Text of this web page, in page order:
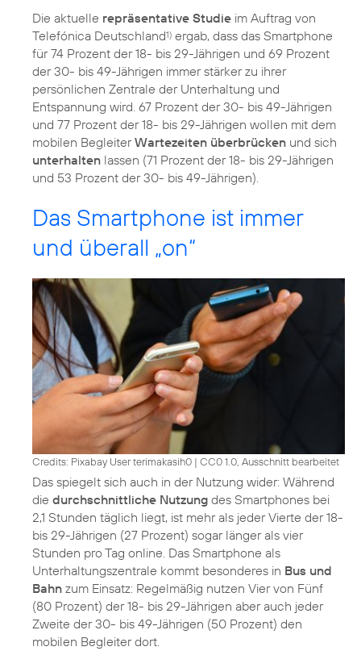
Die aktuelle repräsentative Studie im Auftrag von
Telefónica Deutschland1) ergab, dass das Smartphone
für 74 Prozent der 18- bis 29-Jährigen und 69 Prozent
der 30- bis 49-Jährigen immer stärker zu ihrer
persönlichen Zentrale der Unterhaltung und
Entspannung wird. 67 Prozent der 30- bis 49-Jährigen
und 77 Prozent der 18- bis 29-Jährigen wollen mit dem
mobilen BegleiterWartezeiten überbrücken und sich
unterhalten lassen (71 Prozent der 18- bis 29-Jährigen
und 53 Prozent der 30- bis 49-Jährigen).
Das Smartphone ist immer
und überall „on“
Credits: Pixabay User terimakasih0 | CC0 1.0, Ausschnitt bearbeitet
Das spiegelt sich auch in der Nutzung wider: Während
die durchschnittliche Nutzung des Smartphones bei
2,1 Stunden täglich liegt, ist mehr als jeder Vierte der 18-
bis 29-Jährigen (27 Prozent) sogar länger als vier
Stunden pro Tag online. Das Smartphone als
Unterhaltungszentrale kommt besonderes in Bus und
Bahn zum Einsatz: Regelmäßig nutzen Vier von Fünf
(80 Prozent) der 18- bis 29-Jährigen aber auch jeder
Zweite der 30- bis 49-Jährigen (50 Prozent) den
mobilen Begleiter dort.